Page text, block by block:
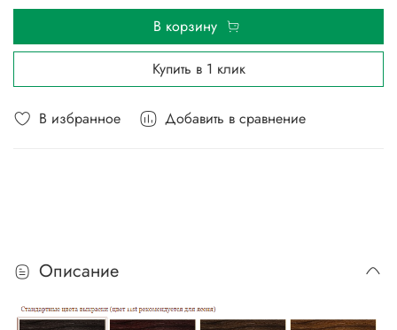
В избранное Добавить в сравнение
В корзину
Купить в 1 клик
Описание